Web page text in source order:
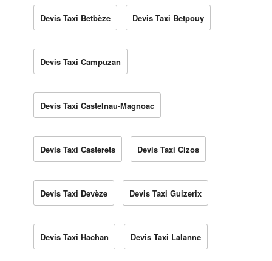
Devis Taxi Betbèze Devis Taxi Betpouy
Devis Taxi Campuzan
Devis Taxi Castelnau-Magnoac
Devis Taxi Casterets Devis Taxi Cizos
Devis Taxi Devèze Devis Taxi Guizerix
Devis Taxi Hachan Devis Taxi Lalanne